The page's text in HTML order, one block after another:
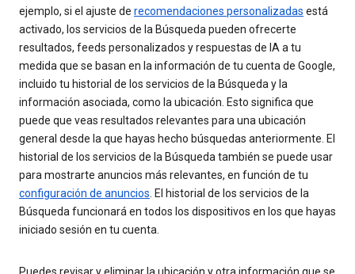
ejemplo, si el ajuste de recomendaciones personalizadas está
activado, los servicios de la Búsqueda pueden ofrecerte
resultados, feeds personalizados y respuestas de IA a tu
medida que se basan en la información de tu cuenta de Google,
incluido tu historial de los servicios de la Búsqueda y la
información asociada, como la ubicación. Esto significa que
puede que veas resultados relevantes para una ubicación
general desde la que hayas hecho búsquedas anteriormente. El
historial de los servicios de la Búsqueda también se puede usar
para mostrarte anuncios más relevantes, en función de tu
configuración de anuncios. El historial de los servicios de la
Búsqueda funcionará en todos los dispositivos en los que hayas
iniciado sesión en tu cuenta.